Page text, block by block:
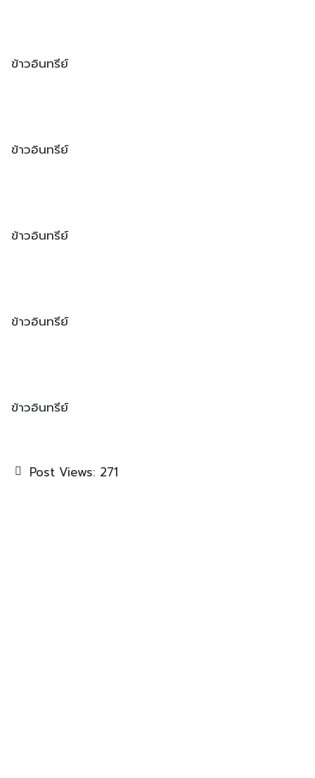
ข้าวอินทรีย์
ข้าวอินทรีย์
ข้าวอินทรีย์
ข้าวอินทรีย์
ข้าวอินทรีย์
Post Views: 271